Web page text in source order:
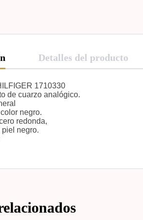
Detalles del producto
1710330
de cuarzo analógico.
negro.
redonda,
negro.